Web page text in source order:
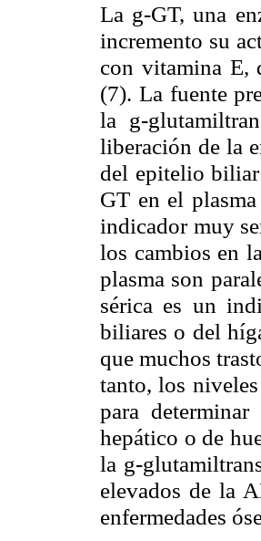
La g-GT, una
incremento su
con vitamina E,
(7). La fuente
la g-
liberación de la
del epitelio biliar
GT en el
indicador muy
los cambios en
plasma son
sérica es un
biliares o del
que muchos
tanto, los
para determinar
hepático o de
la g-
elevados de la
enfermedades